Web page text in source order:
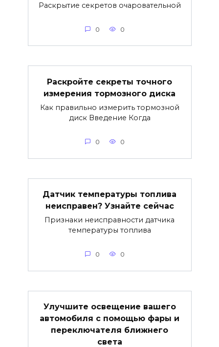
Раскрытие секретов очаровательной
0 0
Раскройте секреты точного
измерения тормозного диска
Как правильно измерить тормозной
диск Введение Когда
0 0
Датчик температуры топлива
неисправен? Узнайте сейчас
Признаки неисправности датчика
температуры топлива
0 0
Улучшите освещение вашего
автомобиля с помощью фары и
переключателя ближнего
света